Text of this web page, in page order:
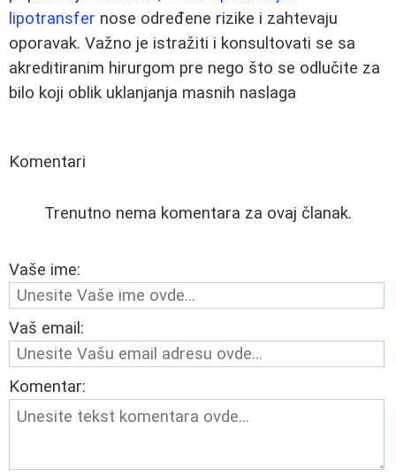
lipotransfer nose određene rizike i zahtevaju
oporavak. Važno je istražiti i konsultovati se sa
akreditiranim hirurgom pre nego što se odlučite za
bilo koji oblik uklanjanja masnih naslaga
Komentari
Trenutno nema komentara za ovaj članak.
Vaše ime:
Vaš email:
Komentar: